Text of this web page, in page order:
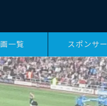
一覧 スポンサー